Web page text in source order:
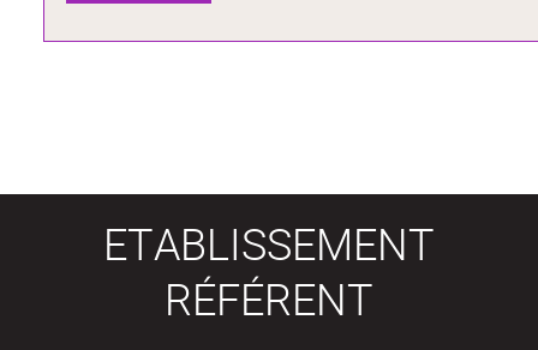
ETABLISSEMENT
RÉFÉRENT